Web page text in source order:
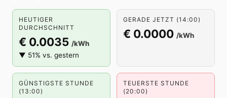
HEUTIGER
DURCHSCHNITT
€ 0.0035 /kWh
▼ 51% vs. gestern
GERADE JETZT (14:00)
€ 0.0000 /kWh
GÜNSTIGSTE STUNDE
(13:00)
TEUERSTE STUNDE
(20:00)